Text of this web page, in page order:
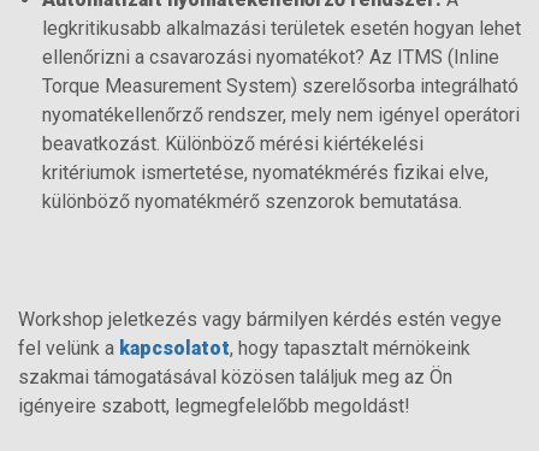
legkritikusabb alkalmazási területek esetén hogyan lehet
ellenőrizni a csavarozási nyomatékot? Az ITMS (Inline
Torque Measurement System) szerelősorba integrálható
nyomatékellenőrző rendszer, mely nem igényel operátori
beavatkozást. Különböző mérési kiértékelési
kritériumok ismertetése, nyomatékmérés fizikai elve,
különböző nyomatékmérő szenzorok bemutatása.
Workshop jeletkezés vagy bármilyen kérdés estén vegye
fel velünk a kapcsolatot, hogy tapasztalt mérnökeink
szakmai támogatásával közösen találjuk meg az Ön
igényeire szabott, legmegfelelőbb megoldást!